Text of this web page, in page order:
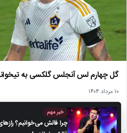
گل چهارم لس آنجلس گلکسی به
۱۰ مرداد ۱۴۰۴
مارکو رویس گل چهارم لس آنجلس گلکسی را
به ثمر رساند.
خبر مهم
چرا فالش می‌خوانیم؟